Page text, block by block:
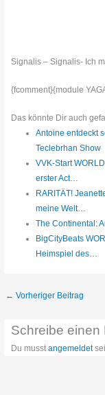
Signalis – Signalis- Ich
{fcomment}{module
Das könnte Dir auch
Antoine entdeckt
Teclebrhan Show
VVK-Start
erster Act…
RARITÄT!
meine Welt…
The Continental:
BigCityBeats
Heimspiel des…
← Vorheriger Beitrag
Schreibe einen
Du musstangemeldet